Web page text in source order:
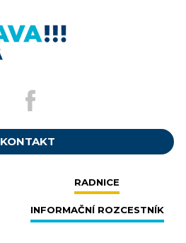
KONTAKT
RADNICE
INFORMAČNÍ ROZCESTNÍK